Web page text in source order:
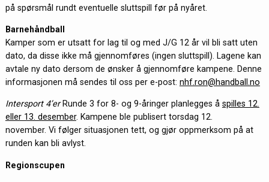
på spørsmål rundt eventuelle sluttspill før på nyåret.
Barnehåndball
Kamper som er utsatt for lag til og med J/G 12 år vil bli satt uten
dato, da disse ikke må gjennomføres (ingen sluttspill). Lagene kan
avtale ny dato dersom de ønsker å gjennomføre kampene. Denne
informasjonen må sendes til oss per e-post: nhf.ron@handball.no
Intersport 4’erRunde 3 for 8- og 9-åringer planlegges å spilles 12.
eller 13. desember. Kampene ble publisert torsdag 12.
november. Vi følger situasjonen tett, og gjør oppmerksom på at
runden kan bli avlyst.
Regionscupen